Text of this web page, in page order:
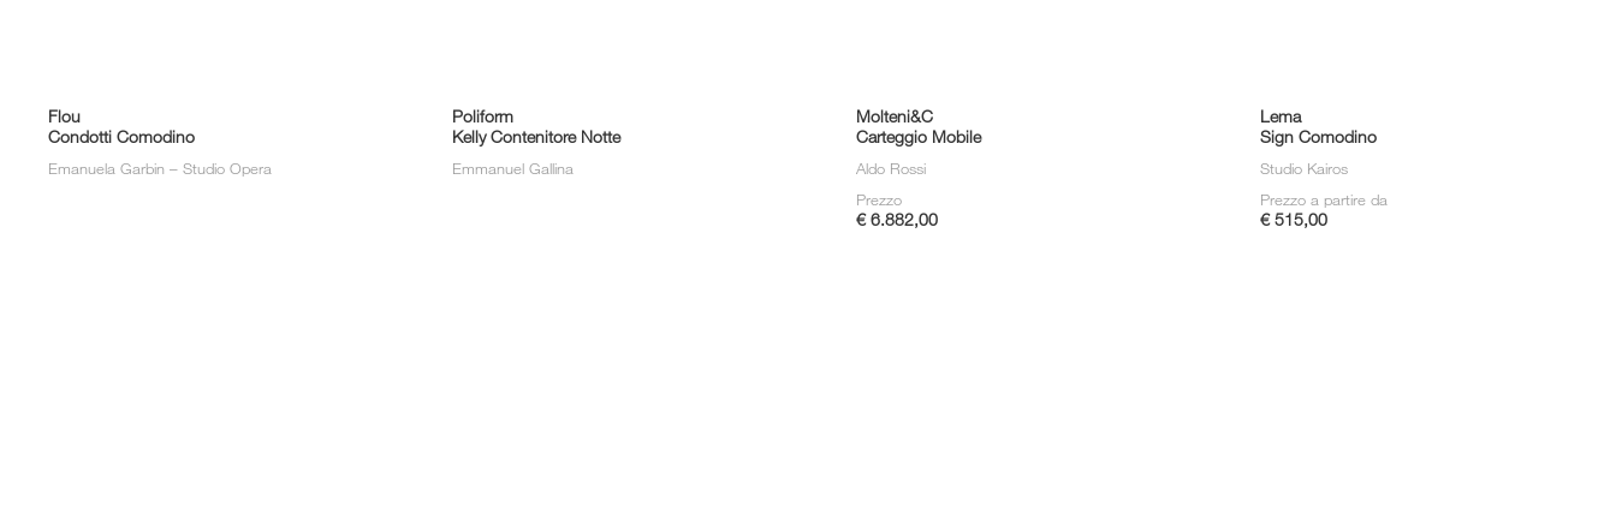
Flou
Condotti Comodino
Emanuela Garbin – Studio Opera
Poliform
Kelly Contenitore Notte
Emmanuel Gallina
Molteni&C
Carteggio Mobile
Aldo Rossi
Prezzo
€ 6.882,00
Lema
Sign Comodino
Studio Kairos
Prezzo a partire da
€ 515,00